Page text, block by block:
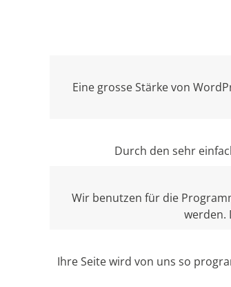
Eine grosse Stärke von
Durch den sehr
Wir benutzen für die
werden.
Ihre Seite wird von uns so